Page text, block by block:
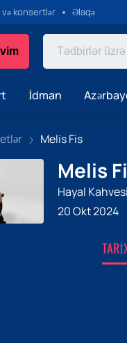
konsertlər Əlaqə
İdman
Melis Fis
Melis
Hayal
20 Okt 2024